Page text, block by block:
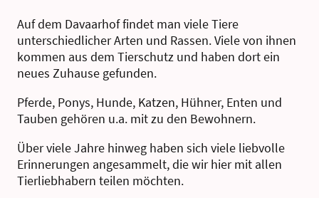
Auf dem Davaarhof findet man viele Tiere
unterschiedlicher Arten und Rassen. Viele von ihnen
kommen aus dem Tierschutz und haben dort ein
neues Zuhause gefunden.
Pferde, Ponys, Hunde, Katzen, Hühner, Enten und
Tauben gehören u.a. mit zu den Bewohnern.
Über viele Jahre hinweg haben sich viele liebvolle
Erinnerungen angesammelt, die wir hier mit allen
Tierliebhabern teilen möchten.